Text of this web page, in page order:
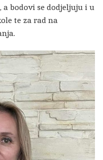
a bodovi se dodjeljuju i u
te za rad na